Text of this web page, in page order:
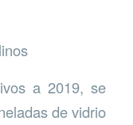
a 2019, se
de vidrio